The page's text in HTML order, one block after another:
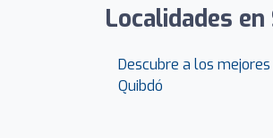
Localidades
Descubre a los
Quibdó